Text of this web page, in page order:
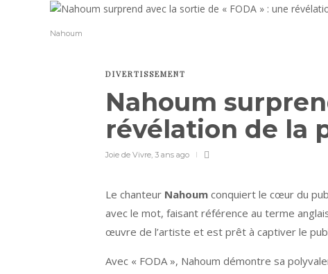
Nahoum
DIVERTISSEMENT
Nahoum
révélation de la
Joie de Vivre, 3 ans ago
Le chanteur Nahoum conquiert le cœur du
avec le mot, faisant référence au terme
œuvre de l’artiste et est prêt à captiver le
Avec « FODA », Nahoum démontre sa